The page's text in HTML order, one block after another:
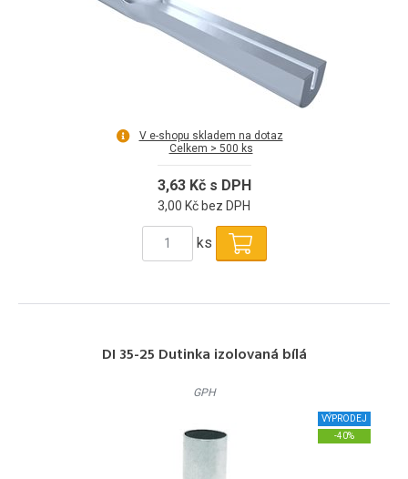
V e-shopu skladem na dotaz
Celkem > 500 ks
3,63 Kč s DPH
3,00 Kč bez DPH
ks
DI 35-25 Dutinka izolovaná bílá
GPH
VÝPRODEJ
-40%